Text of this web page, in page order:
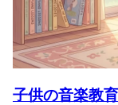
子供の音楽教